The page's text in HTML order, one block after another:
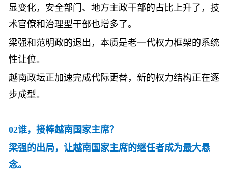
显变化，安全部门、地方主政干部的占比上升了，技
术官僚和治理型干部也增多了。
梁强和范明政的退出，本质是老一代权力框架的系统
性让位。
越南政坛正加速完成代际更替，新的权力结构正在逐
步成型。
02谁，接棒越南国家主席？
梁强的出局，让越南国家主席的继任者成为最大悬
念。